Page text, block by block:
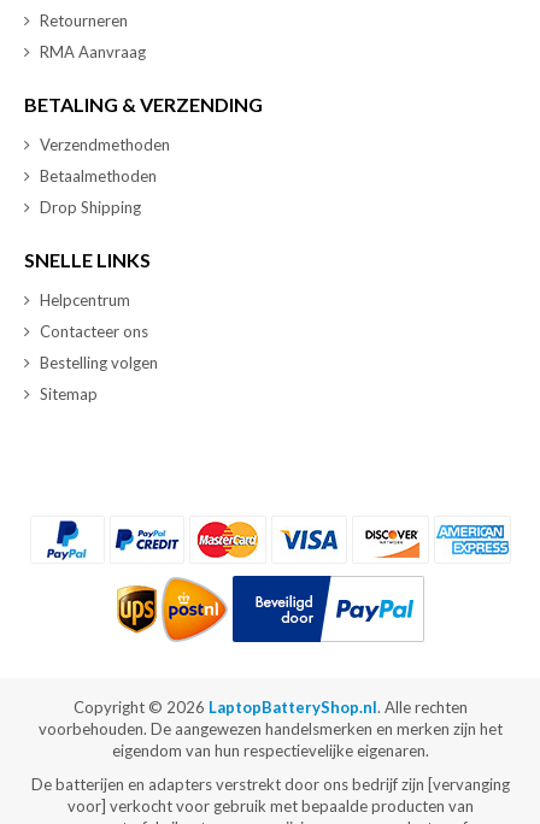
Retourneren
RMA Aanvraag
BETALING & VERZENDING
Verzendmethoden
Betaalmethoden
Drop Shipping
SNELLE LINKS
Helpcentrum
Contacteer ons
Bestelling volgen
Sitemap
Copyright © 2026 LaptopBatteryShop.nl. Alle rechten
voorbehouden. De aangewezen handelsmerken en merken zijn het
eigendom van hun respectievelijke eigenaren.
De batterijen en adapters verstrekt door ons bedrijf zijn [vervanging
voor] verkocht voor gebruik met bepaalde producten van